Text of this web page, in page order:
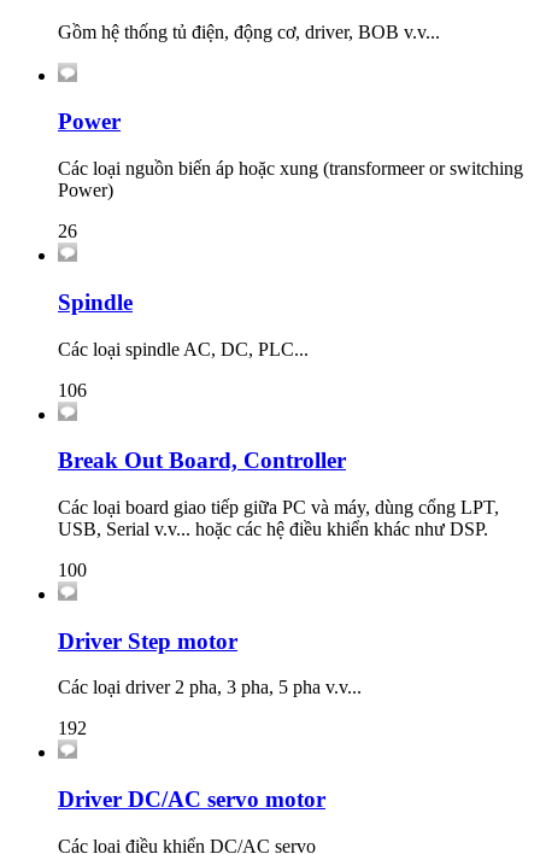
Gồm hệ thống tủ điện, động cơ, driver, BOB v.v...
Power
Các loại nguồn biến áp hoặc xung (transformeer or switching
Power)
26
Spindle
Các loại spindle AC, DC, PLC...
106
Break Out Board, Controller
Các loại board giao tiếp giữa PC và máy, dùng cổng LPT,
USB, Serial v.v... hoặc các hệ điều khiển khác như DSP.
100
Driver Step motor
Các loại driver 2 pha, 3 pha, 5 pha v.v...
192
Driver DC/AC servo motor
Các loại điều khiển DC/AC servo